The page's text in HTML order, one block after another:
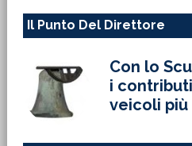
Il Punto Del Direttore
Con lo
i
veicoli più